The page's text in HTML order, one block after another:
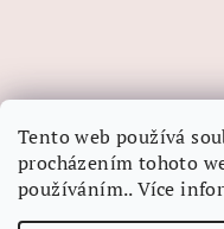
Tento web používá
procházením tohoto
používáním.. Více